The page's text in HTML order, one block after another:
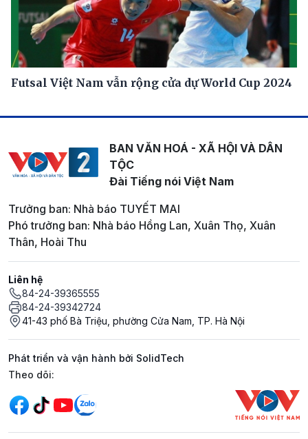
Futsal Việt Nam vẫn rộng cửa dự World Cup 2024
BAN VĂN HOÁ - XÃ HỘI VÀ DÂN
TỘC
Đài Tiếng nói Việt Nam
Trưởng ban: Nhà báo TUYẾT MAI
Phó trưởng ban: Nhà báo Hồng Lan, Xuân Thọ, Xuân
Thân, Hoài Thu
Liên hệ
84-24-39365555
84-24-39342724
41-43 phố Bà Triệu, phường Cửa Nam, TP. Hà Nội
Phát triển và vận hành bởi SolidTech
Mạng xã hội
Theo dõi: